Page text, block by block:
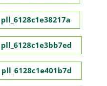
pll_6128c1e38217a
pll_6128c1e3bb7ed
pll_6128c1e401b7d